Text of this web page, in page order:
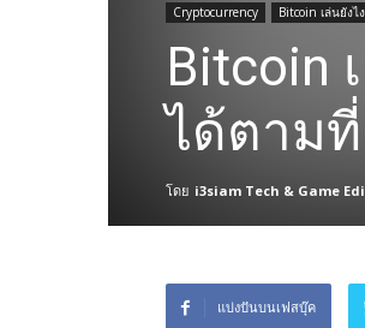
Cryptocurrency Bitcoin เล่นยังไ
Bitcoin
ได้ตาม
โดย i3siam Tech & Game
แบ่งปันบนเฟสบุ๊ค